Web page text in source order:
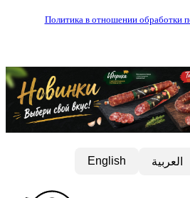
Политика в отношении обработки
English العربية